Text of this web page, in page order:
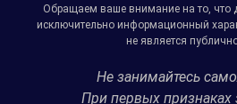
Обращаем ваше внимание на то, что
исключительно информационный
не является
Не занимайтесь
При первых признаках